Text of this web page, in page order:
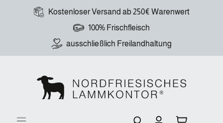
Kostenloser Versand ab 250€ Warenwert
100% Frischfleisch
ausschließlich Freilandhaltung